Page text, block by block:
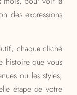
des expressions
chaque cliché
histoire que vous
ou les styles,
étape de votre